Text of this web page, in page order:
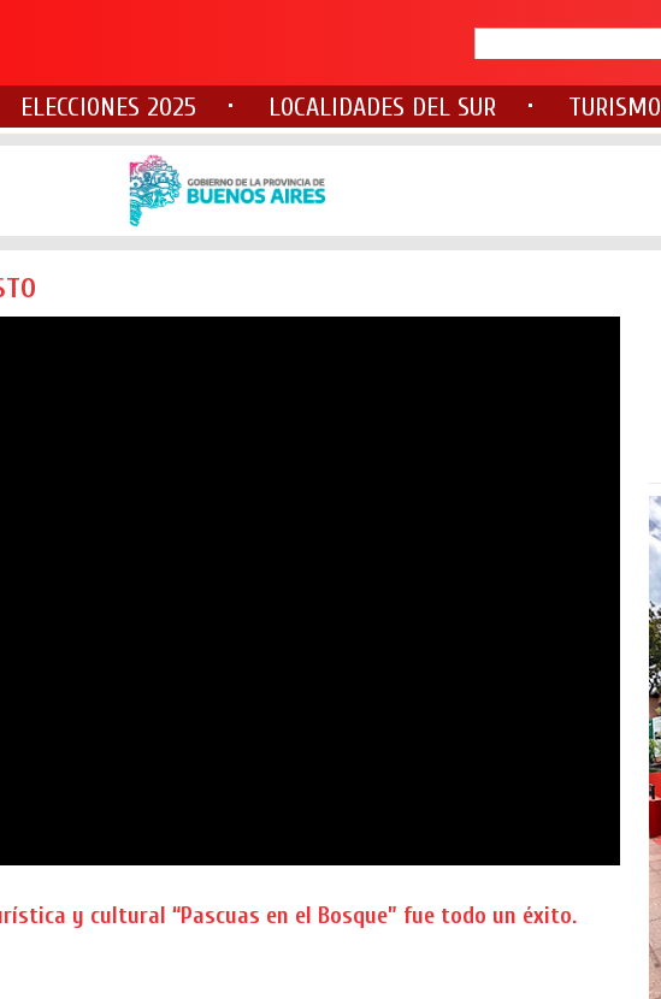
ELECCIONES 2025 LOCALIDADES DEL SUR TURISMO
y cultural “Pascuas en el Bosque” fue todo un éxito.